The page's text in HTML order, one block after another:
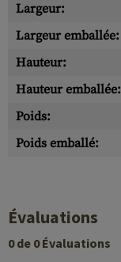
Largeur:
Largeur emballée:
Hauteur:
Hauteur emballée:
Poids:
Poids emballé:
Évaluations
0 de 0 Évaluations